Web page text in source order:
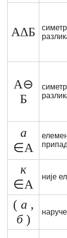
А∆Б
А⊖
Б
а
∈А
к
∈А
није
( а ,
б)